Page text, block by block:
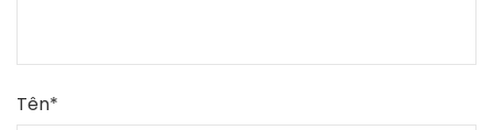
Tên*